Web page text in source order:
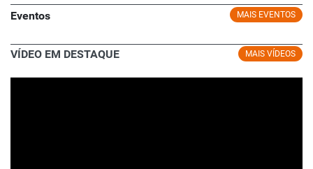
MAIS EVENTOS
Eventos
MAIS VÍDEOS
VÍDEO EM DESTAQUE